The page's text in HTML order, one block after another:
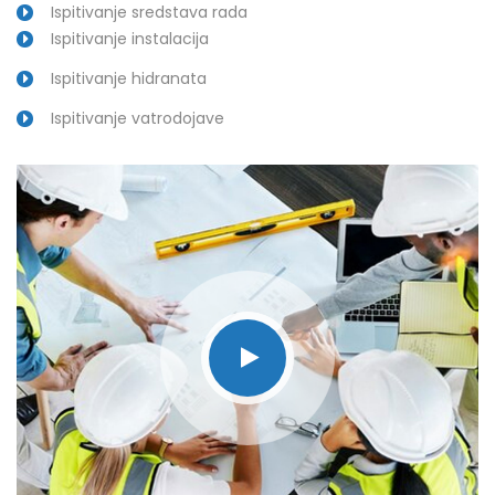
Ispitivanje sredstava rada
Ispitivanje instalacija
Ispitivanje hidranata
Ispitivanje vatrodojave